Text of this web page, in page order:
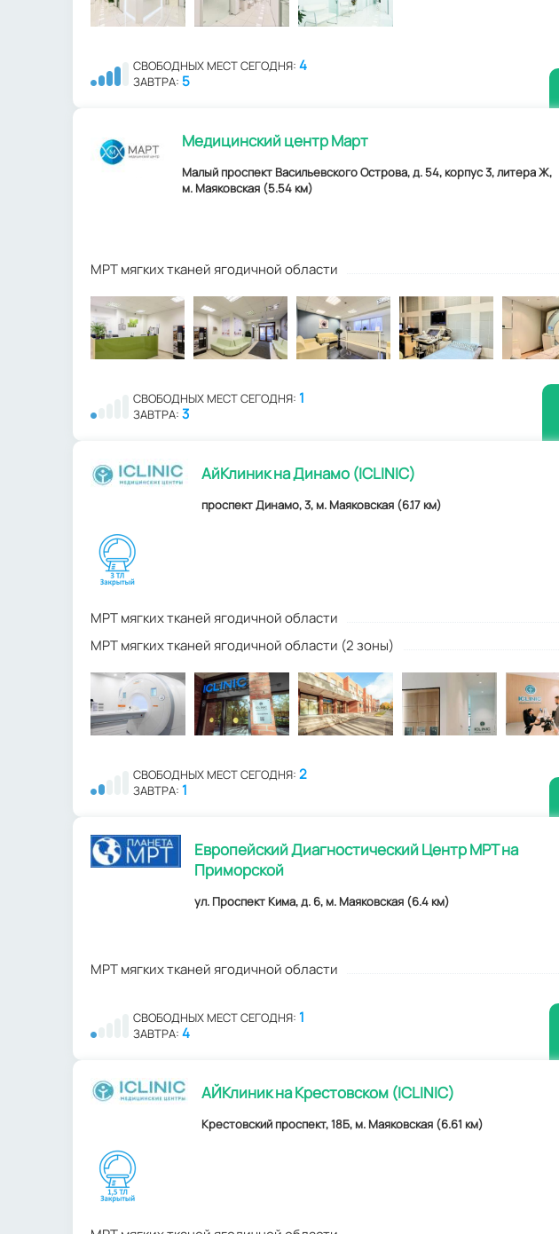
СВОБОДНЫХ МЕСТ СЕГОДНЯ: 4
ЗАВТРА: 5
Медицинский центр Март
Малый проспект Васильевского Острова, д. 54, корпус 3, литера Ж,
м. Маяковская (5.54 км)
МРТ мягких тканей ягодичной области
СВОБОДНЫХ МЕСТ СЕГОДНЯ: 1
ЗАВТРА: 3
АйКлиник на Динамо (ICLINIC)
проспект Динамо, 3, м. Маяковская (6.17 км)
МРТ мягких тканей ягодичной области
МРТ мягких тканей ягодичной области (2 зоны)
СВОБОДНЫХ МЕСТ СЕГОДНЯ: 2
ЗАВТРА: 1
Европейский Диагностический Центр МРТ на
Приморской
ул. Проспект Кима, д. 6, м. Маяковская (6.4 км)
МРТ мягких тканей ягодичной области
СВОБОДНЫХ МЕСТ СЕГОДНЯ: 1
ЗАВТРА: 4
АЙКлиник на Крестовском (ICLINIC)
Крестовский проспект, 18Б, м. Маяковская (6.61 км)